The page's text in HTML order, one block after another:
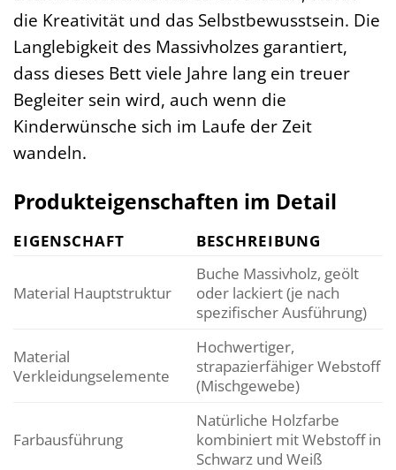
die Kreativität und das Selbstbewusstsein. Die
Langlebigkeit des Massivholzes garantiert,
dass dieses Bett viele Jahre lang ein treuer
Begleiter sein wird, auch wenn die
Kinderwünsche sich im Laufe der Zeit
wandeln.
Produkteigenschaften im Detail
EIGENSCHAFT BESCHREIBUNG
Material Hauptstruktur
Buche Massivholz, geölt
oder lackiert (je nach
spezifischer Ausführung)
Material
Verkleidungselemente
Hochwertiger,
strapazierfähiger Webstoff
(Mischgewebe)
Farbausführung
Natürliche Holzfarbe
kombiniert mit Webstoff in
Schwarz und Weiß